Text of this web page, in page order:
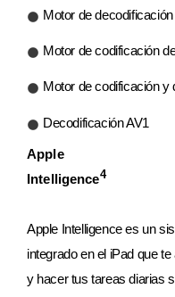
Motor de
Motor de codificación
Motor de codificación
Decodificación AV1
Apple
Intelligence4
Apple Intelligence es un
integrado en el iPad que
y hacer tus tareas diarias